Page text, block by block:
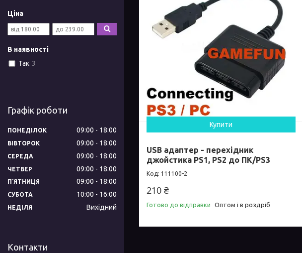
Купити
USB адаптер - перехідник
джойстика PS1, PS2 до ПК/PS3
111100-2
210 ₴
Готово до відправки Оптом і в роздріб
Ціна
В наявності
Так 3
Графік роботи
ПОНЕДІЛОК 09:00 18:00
ВІВТОРОК 09:00 18:00
СЕРЕДА 09:00 18:00
ЧЕТВЕР 09:00 18:00
ПʼЯТНИЦЯ 09:00 18:00
СУБОТА 10:00 16:00
НЕДІЛЯ Вихідний
Контакти